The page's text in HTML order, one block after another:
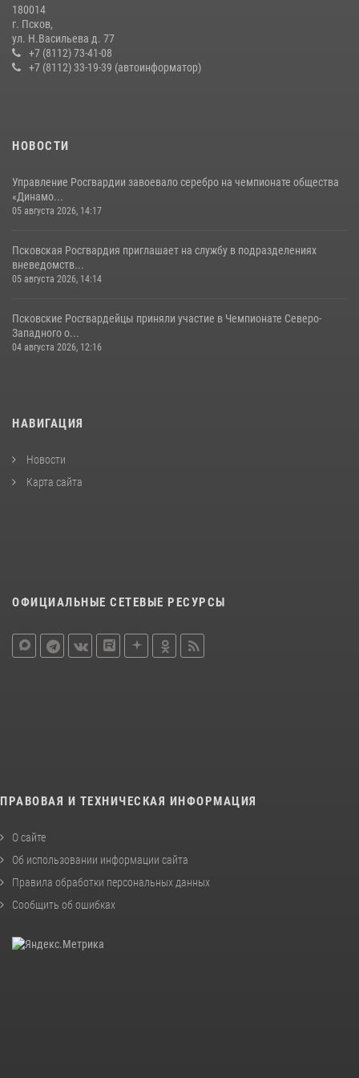
Сотрудники вневедомственной охраны Росгвардии пресекли
хищение в магазине в Пскове
16 июля 2026, 10:24
31 июля 2026, 13:53
180014
г. Псков,
ул. Н.Васильева д. 77
+7 (8112) 73-41-08
+7 (8112) 33-19-39 (автоинформатор)
НОВОСТИ
Управление Росгвардии завоевало серебро на чемпионате общества
«Динамо...
05 августа 2026, 14:17
Псковская Росгвардия приглашает на службу в подразделениях
вневедомств...
05 августа 2026, 14:14
Псковские Росгвардейцы приняли участие в Чемпионате Северо-
Западного о...
04 августа 2026, 12:16
НАВИГАЦИЯ
Новости
Карта сайта
ОФИЦИАЛЬНЫЕ СЕТЕВЫЕ РЕСУРСЫ
ПРАВОВАЯ И ТЕХНИЧЕСКАЯ ИНФОРМАЦИЯ
О сайте
Об использовании информации сайта
Правила обработки персональных данных
Сообщить об ошибках